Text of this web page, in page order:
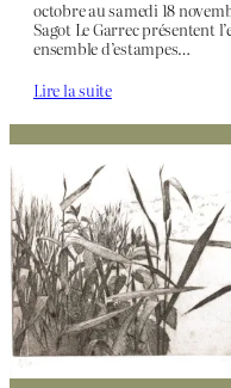
octobre au samedi 18
Sagot Le Garrec présentent
ensemble d’estampes…
Lire la suite